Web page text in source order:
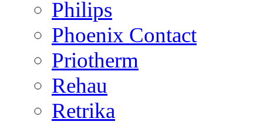
Philips
Phoenix Contact
Priotherm
Rehau
Retrika